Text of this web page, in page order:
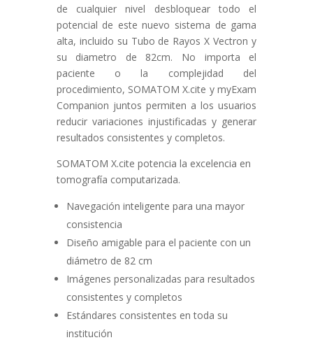
de cualquier nivel desbloquear todo el
potencial de este nuevo sistema de gama
alta, incluido su Tubo de Rayos X Vectron y
su diametro de 82cm. No importa el
paciente o la complejidad del
procedimiento, SOMATOM X.cite y myExam
Companion juntos permiten a los usuarios
reducir variaciones injustificadas y generar
resultados consistentes y completos.
SOMATOM X.cite potencia la excelencia en
tomografía computarizada.
Navegación inteligente para una mayor
consistencia
Diseño amigable para el paciente con un
diámetro de 82 cm
Imágenes personalizadas para resultados
consistentes y completos
Estándares consistentes en toda su
institución